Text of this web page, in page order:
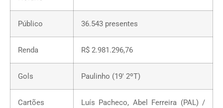
Público 36.543 presentes
Renda R$ 2.981.296,76
Gols Paulinho (19′ 2ºT)
Cartões
Luís Pacheco, Abel Ferreira (PAL) /